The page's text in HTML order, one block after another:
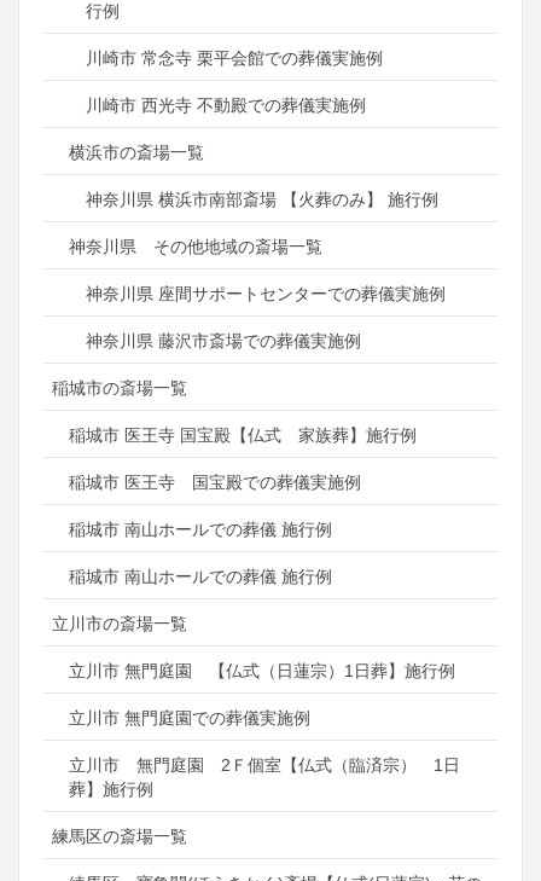
行例
川崎市 常念寺 栗平会館での葬儀実施例
川崎市 西光寺 不動殿での葬儀実施例
横浜市の斎場一覧
神奈川県 横浜市南部斎場 【火葬のみ】 施行例
神奈川県 その他地域の斎場一覧
神奈川県 座間サポートセンターでの葬儀実施例
神奈川県 藤沢市斎場での葬儀実施例
稲城市の斎場一覧
稲城市 医王寺 国宝殿【仏式 家族葬】施行例
稲城市 医王寺 国宝殿での葬儀実施例
稲城市 南山ホールでの葬儀 施行例
稲城市 南山ホールでの葬儀 施行例
立川市の斎場一覧
立川市 無門庭園 【仏式（日蓮宗）1日葬】施行例
立川市 無門庭園での葬儀実施例
立川市 無門庭園 2Ｆ個室【仏式（臨済宗） 1日
葬】施行例
練馬区の斎場一覧